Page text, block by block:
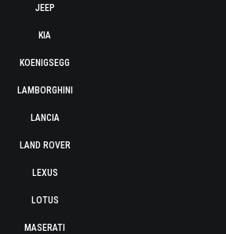
JEEP
KIA
KOENIGSEGG
LAMBORGHINI
LANCIA
LAND ROVER
LEXUS
LOTUS
MASERATI